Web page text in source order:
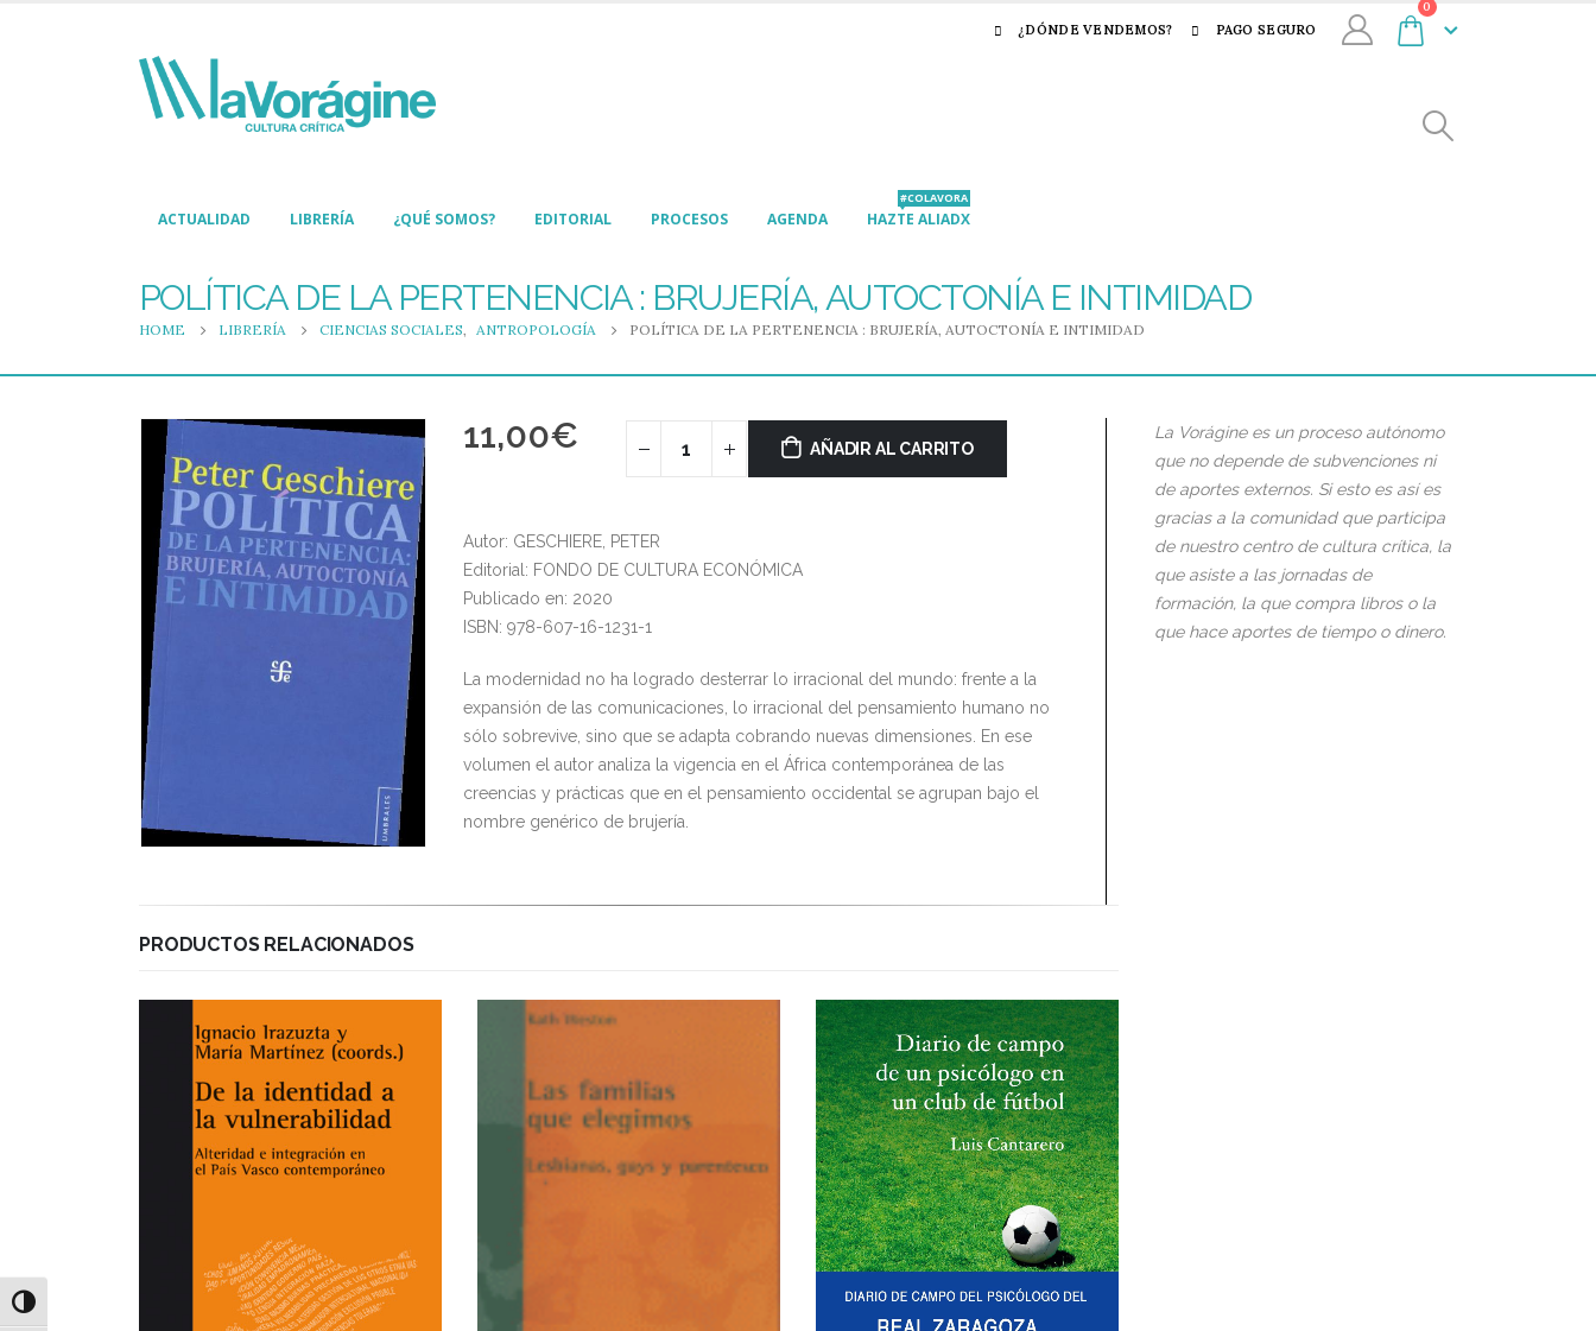
Alternar alto contraste
¿DÓNDE VENDEMOS? PAGO SEGURO
0
ACTUALIDAD LIBRERÍA ¿QUÉ SOMOS? EDITORIAL PROCESOS AGENDA HAZTE ALIADX
#COLAVORA
POLÍTICA DE LA PERTENENCIA : BRUJERÍA, AUTOCTONÍA E INTIMIDAD
HOME LIBRERÍA CIENCIAS SOCIALES, ANTROPOLOGÍA POLÍTICA DE LA PERTENENCIA : BRUJERÍA, AUTOCTONÍA E INTIMIDAD
11,00€ AÑADIR AL CARRITO
Autor: GESCHIERE, PETER
Editorial: FONDO DE CULTURA ECONÓMICA
Publicado en: 2020
ISBN: 978-607-16-1231-1
La modernidad no ha logrado desterrar lo irracional del mundo: frente a la
expansión de las comunicaciones, lo irracional del pensamiento humano no
sólo sobrevive, sino que se adapta cobrando nuevas dimensiones. En ese
volumen el autor analiza la vigencia en el África contemporánea de las
creencias y prácticas que en el pensamiento occidental se agrupan bajo el
nombre genérico de brujería.
PRODUCTOS RELACIONADOS
La Vorágine es un proceso autónomo
que no depende de subvenciones ni
de aportes externos. Si esto es así es
gracias a la comunidad que participa
de nuestro centro de cultura crítica, la
que asiste a las jornadas de
formación, la que compra libros o la
que hace aportes de tiempo o dinero.